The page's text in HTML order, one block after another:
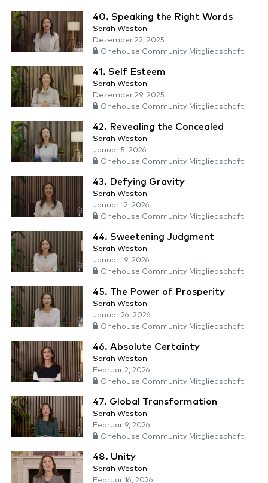
40. Speaking the Right Words
Sarah Weston
Dezember 22, 2025
Onehouse Community Mitgliedschaft
41. Self Esteem
Sarah Weston
Dezember 29, 2025
Onehouse Community Mitgliedschaft
42. Revealing the Concealed
Sarah Weston
Januar 5, 2026
Onehouse Community Mitgliedschaft
43. Defying Gravity
Sarah Weston
Januar 12, 2026
Onehouse Community Mitgliedschaft
44. Sweetening Judgment
Sarah Weston
Januar 19, 2026
Onehouse Community Mitgliedschaft
45. The Power of Prosperity
Sarah Weston
Januar 26, 2026
Onehouse Community Mitgliedschaft
46. Absolute Certainty
Sarah Weston
Februar 2, 2026
Onehouse Community Mitgliedschaft
47. Global Transformation
Sarah Weston
Februar 9, 2026
Onehouse Community Mitgliedschaft
48. Unity
Sarah Weston
Februar 16, 2026